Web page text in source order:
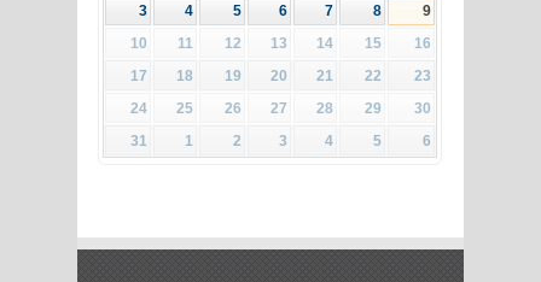
3
4 5 6 7 8
9
10
11 12 13 14 15
16
17
18 19 20 21 22
23
24
25 26 27 28 29
30
31
1 2 3 4 5 6